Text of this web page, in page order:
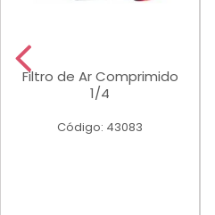
Filtro de Ar Comprimido
1/4
Código: 43083